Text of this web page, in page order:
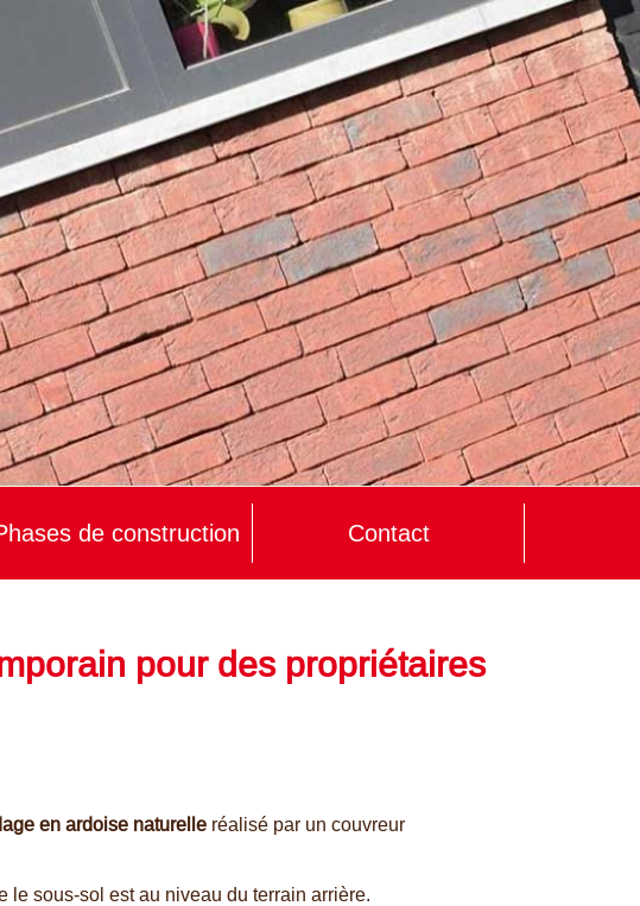
de construction Contact
pour des propriétaires
en ardoise naturelle réalisé par un couvreur
le sous-sol est au niveau du terrain arrière.